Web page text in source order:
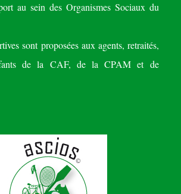
au sein des Organismes Sociaux du
sont proposées aux agents, retraités,
de la CAF, de la CPAM et de